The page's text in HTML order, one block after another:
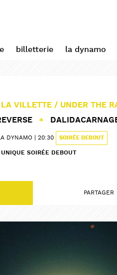
billetterie la dynamo
VILLETTE / UNDER THE
+
DYNAMO 20:30 SOIRÉE DEBOUT
SOIRÉE DEBOUT
PARTAGER